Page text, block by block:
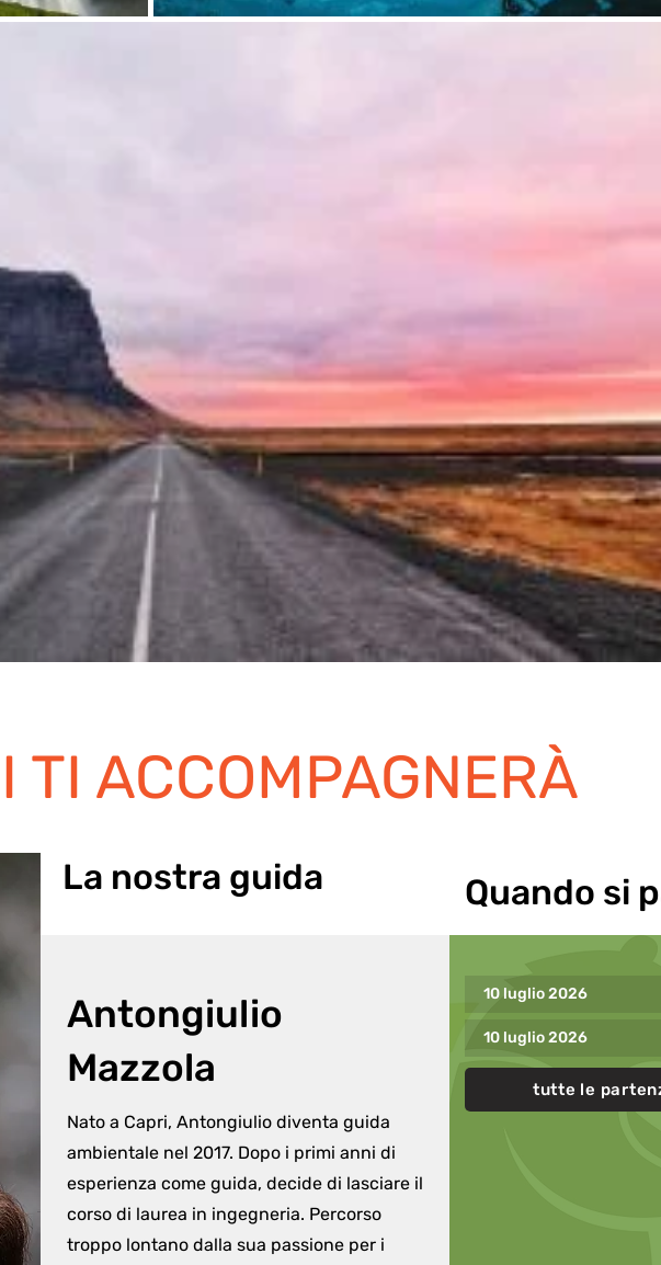
TI ACCOMPAGNERÀ
La nostra guida Quando si
Antongiulio
Mazzola
Nato a Capri, Antongiulio diventa guida
ambientale nel 2017. Dopo i primi anni di
esperienza come guida, decide di lasciare il
corso di laurea in ingegneria. Percorso
troppo lontano dalla sua passione per i
10 luglio 2026
10 luglio 2026
tutte le